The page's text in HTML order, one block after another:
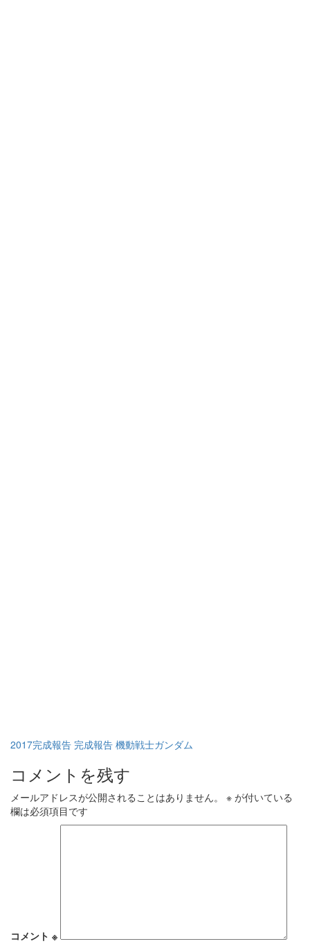
2017完成報告 完成報告 機動戦士ガンダム
コメントを残す
メールアドレスが公開されることはありません。 ※ が付いている
欄は必須項目です
コメント ※